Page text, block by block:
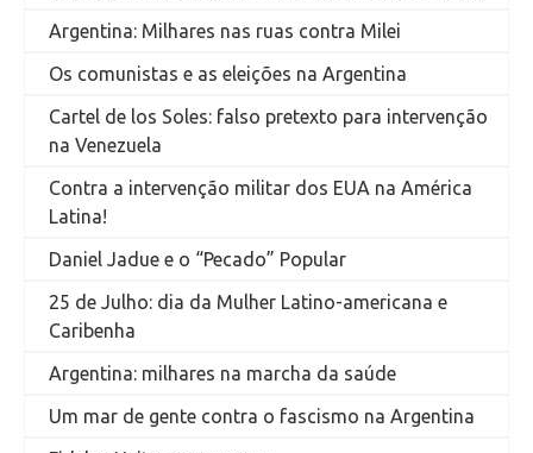
Argentina: Milhares nas ruas contra Milei
Os comunistas e as eleições na Argentina
Cartel de los Soles: falso pretexto para intervenção
na Venezuela
Contra a intervenção militar dos EUA na América
Latina!
Daniel Jadue e o “Pecado” Popular
25 de Julho: dia da Mulher Latino-americana e
Caribenha
Argentina: milhares na marcha da saúde
Um mar de gente contra o fascismo na Argentina